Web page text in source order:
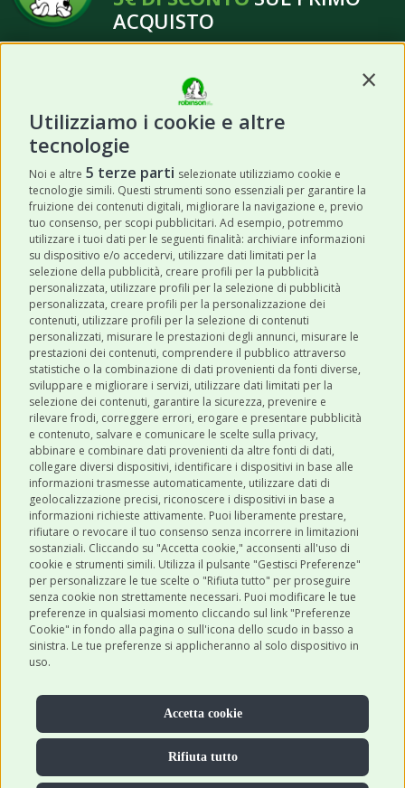
Utilizziamo i cookie e altre
tecnologie
Noi e altre 5 terze parti selezionate utilizziamo cookie e
tecnologie simili. Questi strumenti sono essenziali per garantire la
fruizione dei contenuti digitali, migliorare la navigazione e, previo
tuo consenso, per scopi pubblicitari. Ad esempio, potremmo
utilizzare i tuoi dati per le seguenti finalità: archiviare informazioni
su dispositivo e/o accedervi, utilizzare dati limitati per la
selezione della pubblicità, creare profili per la pubblicità
personalizzata, utilizzare profili per la selezione di pubblicità
personalizzata, creare profili per la personalizzazione dei
contenuti, utilizzare profili per la selezione di contenuti
personalizzati, misurare le prestazioni degli annunci, misurare le
prestazioni dei contenuti, comprendere il pubblico attraverso
statistiche o la combinazione di dati provenienti da fonti diverse,
sviluppare e migliorare i servizi, utilizzare dati limitati per la
selezione dei contenuti, garantire la sicurezza, prevenire e
rilevare frodi, correggere errori, erogare e presentare pubblicità
e contenuto, salvare e comunicare le scelte sulla privacy,
abbinare e combinare dati provenienti da altre fonti di dati,
collegare diversi dispositivi, identificare i dispositivi in base alle
informazioni trasmesse automaticamente, utilizzare dati di
geolocalizzazione precisi, riconoscere i dispositivi in base a
informazioni richieste attivamente. Puoi liberamente prestare,
rifiutare o revocare il tuo consenso senza incorrere in limitazioni
sostanziali. Cliccando su "Accetta cookie," acconsenti all'uso di
cookie e strumenti simili. Utilizza il pulsante "Gestisci Preferenze"
per personalizzare le tue scelte o "Rifiuta tutto" per proseguire
senza cookie non strettamente necessari. Puoi modificare le tue
preferenze in qualsiasi momento cliccando sul link "Preferenze
Cookie" in fondo alla pagina o sull'icona dello scudo in basso a
sinistra. Le tue preferenze si applicheranno al solo dispositivo in
uso.
Accetta cookie
Rifiuta tutto
ACQUISTO
Acconsento a ricevere newsletter,
aggiornamenti e offerte promozionali da
Robinson Pet Shop tramite email.*
ULTIMI POST
CATEGORIE
SHOP ONLINE
CONTATTI
0543 096850
Contattaci